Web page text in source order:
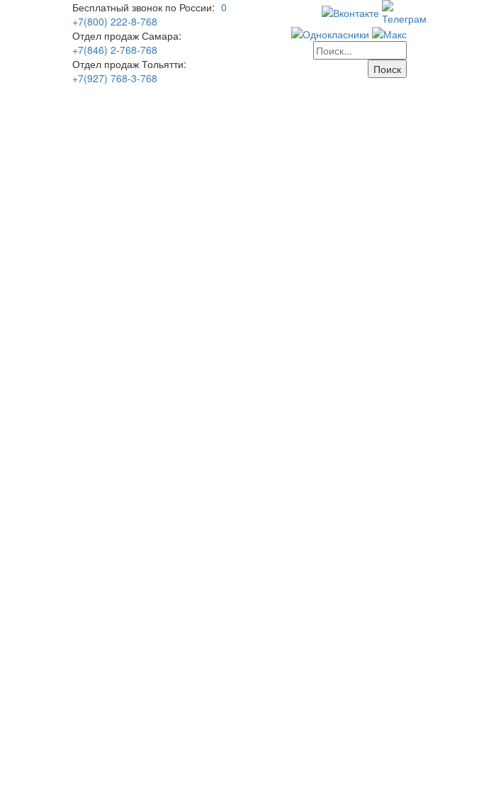
Бесплатный звонок по России:
+7(800) 222-8-768
Отдел продаж Самара:
+7(846) 2-768-768
Отдел продаж Тольятти:
+7(927) 768-3-768
0